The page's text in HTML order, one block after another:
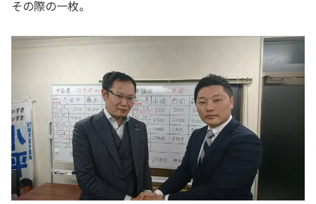
その際の一枚。